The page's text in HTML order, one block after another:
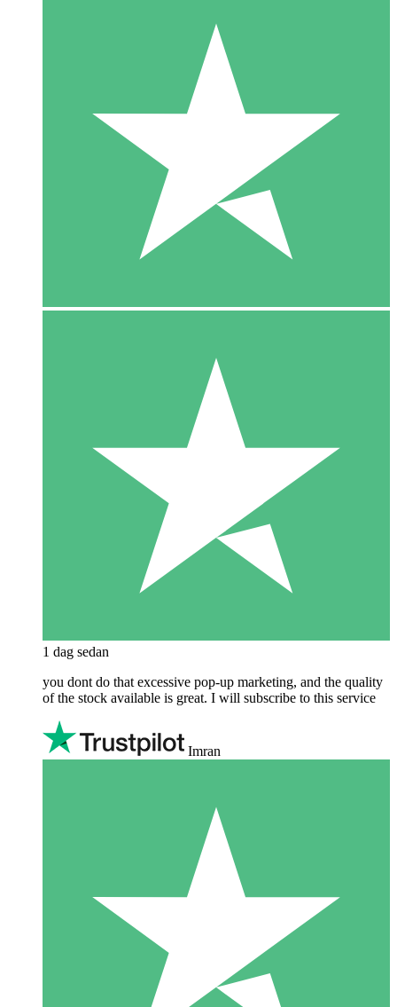
1 dag sedan
you dont do that excessive pop-up marketing, and the quality
of the stock available is great. I will subscribe to this service
Imran